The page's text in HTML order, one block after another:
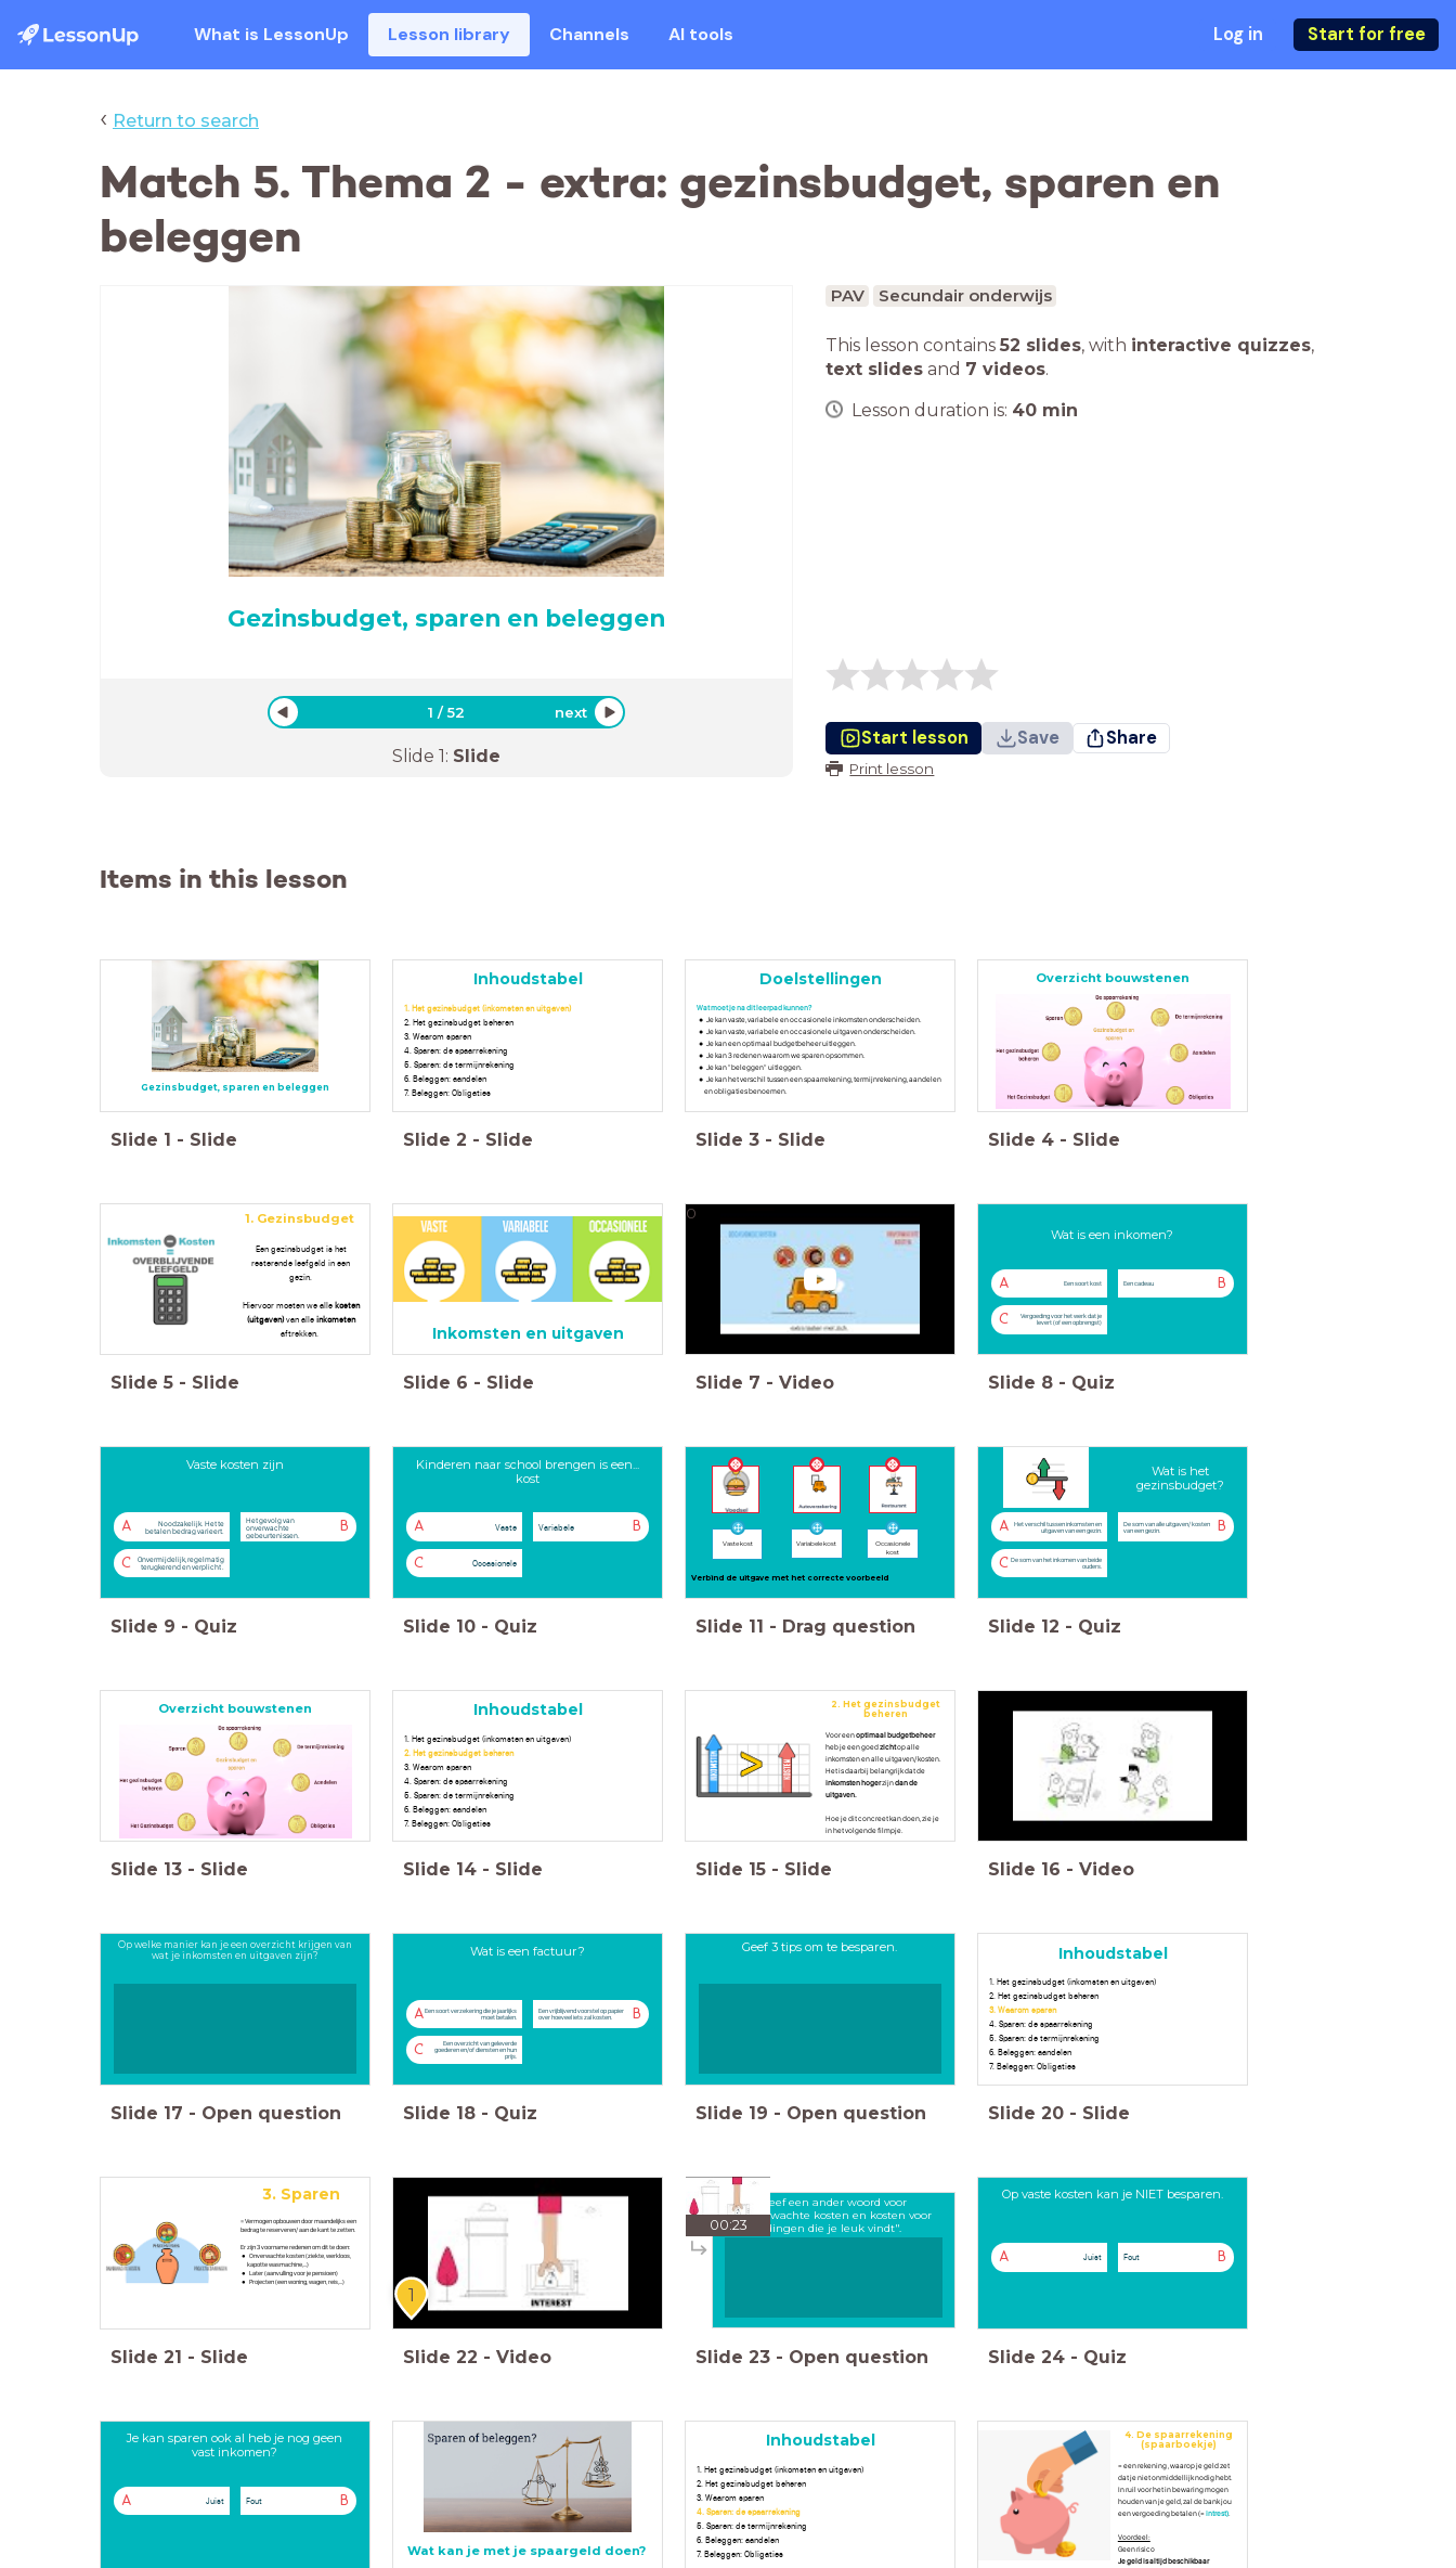
What is LessonUp Lesson library Channels AI tools Log in Start for free
‹ Return to search
Match 5. Thema 2 - extra: gezinsbudget, sparen en
beleggen
Gezinsbudget, sparen en beleggen
1 /52 next
Slide 1: Slide
PAV Secundair onderwijs
This lesson contains 52 slides, with interactive quizzes,
text slides and 7 videos.
Lesson duration is: 40 min
Start lesson Save Share
Print lesson
Items in this lesson
Gezinsbudget, sparen en beleggen
Slide 1 - Slide
Inhoudstabel
1. Het gezinsbudget (inkomsten en uitgaven)
2. Het gezinsbudget beheren
3. Waarom sparen
4. Sparen: de spaarrekening
5. Sparen: de termijnrekening
6. Beleggen: aandelen
7. Beleggen: Obligaties
Slide 2 - Slide
Doelstellingen
Wat moet je na dit leerpad kunnen?
Je kan vaste, variabele en occasionele inkomsten onderscheiden.
Je kan vaste, variabele en occasionele uitgaven onderscheiden.
Je kan een optimaal budgetbeheer uitleggen.
Je kan 3 redenen waarom we sparen opsommen.
Je kan "beleggen" uitleggen.
Je kan het verschil tussen een spaarrekening, termijnrekening, aandelen
en obligaties benoemen.
Slide 3 - Slide
Overzicht bouwstenen
Slide 4 - Slide
1. Gezinsbudget
Een gezinsbudget is het
resterende leefgeld in een
gezin.
Hiervoor moeten we alle kosten
(uitgaven)van alle inkomsten
aftrekken.
Slide 5 - Slide
Inkomsten en uitgaven
Slide 6 - Slide
0
Slide 7 - Video
Wat is een inkomen?
A Een soort kost B
Een cadeau
C
Vergoeding voor het werk dat je
levert (of een opbrengst)
Slide 8 - Quiz
Vaste kosten zijn
A Noodzakelijk. Het te
betalen bedrag varieert. B
Het gevolg van
onverwachte
gebeurtenissen.
C Onvermijdelijk, regelmatig
terugkerend en verplicht .
Slide 9 - Quiz
Kinderen naar school brengen is een...
kost
A Vaste B
Variabele
C Occasionele
Slide 10 - Quiz
Verbind de uitgave met het correcte voorbeeld
Vaste kost Variabele kost
Occasionele
kost
Slide 11 - Drag question
Wat is het
gezinsbudget?
A
Het verschil tussen inkomsten en
uitgaven van een gezin.
B
De som van alle uitgaven/ kosten
van een gezin.
C De som van het inkomen van beide
ouders.
Slide 12 - Quiz
Overzicht bouwstenen
Slide 13 - Slide
Inhoudstabel
1. Het gezinsbudget (inkomsten en uitgaven)
2. Het gezinsbudget beheren
3. Waarom sparen
4. Sparen: de spaarrekening
5. Sparen: de termijnrekening
6. Beleggen: aandelen
7. Beleggen: Obligaties
Slide 14 - Slide
2. Het gezinsbudget
beheren
Voor eenoptimaal budgetbeheer
heb je een goedzichtop alle
inkomsten en alle uitgaven/ kosten.
Het is daarbij belangrijk dat de
inkomsten hogerzijndan de
uitgaven.
Hoe je dit concreet kan doen, zie je
in het volgende filmpje.
Slide 15 - Slide Slide 16 - Video
Op welke manier kan je een overzicht krijgen van
wat je inkomsten en uitgaven zijn?
Slide 17 - Open question
Wat is een factuur?
A Een soort verzekering die je jaarlijks
moet betalen.
B
Een vrijblijvend voorstel op papier
over hoeveel iets zal kosten.
C
Een overzicht van geleverde
goederen en/of diensten en hun
prijs.
Slide 18 - Quiz
Geef 3 tips om te besparen.
Slide 19 - Open question
Inhoudstabel
1. Het gezinsbudget (inkomsten en uitgaven)
2. Het gezinsbudget beheren
3. Waarom sparen
4. Sparen: de spaarrekening
5. Sparen: de termijnrekening
6. Beleggen: aandelen
7. Beleggen: Obligaties
Slide 20 - Slide
3. Sparen
= Vermogen opbouwen door maandelijks een
bedrag te reserveren/ aan de kant te zetten.
Er zijn 3 voorname redenen om dit te doen:
Onverwachte kosten (ziekte, werkloos,
kapotte wasmachine,...)
Later (aanvulling voor je pensioen)
Projecten (een woning, wagen, reis,...)
Slide 21 - Slide
1
Slide 22 - Video
00:23
Geef een ander woord voor
"onverwachte kosten en kosten voor
dingen die je leuk vindt".
Slide 23 - Open question
Op vaste kosten kan je NIET besparen.
A Juist B
Fout
Slide 24 - Quiz
Je kan sparen ook al heb je nog geen
vast inkomen?
A Juist B
Fout
Wat kan je met je spaargeld doen?
Inhoudstabel
1. Het gezinsbudget (inkomsten en uitgaven)
2. Het gezinsbudget beheren
3. Waarom sparen
4. Sparen: de spaarrekening
5. Sparen: de termijnrekening
6. Beleggen: aandelen
7. Beleggen: Obligaties
4. De spaarrekening
(spaarboekje)
= een rekening , waarop je geld zet
dat je niet onmiddellijk nodig hebt.
In ruil voor het in bewaring mogen
houden van je geld, zal de bank jou
een vergoeding betalen (=intrest).
Voordeel:
Geen risico
Je geld is altijd beschikbaar